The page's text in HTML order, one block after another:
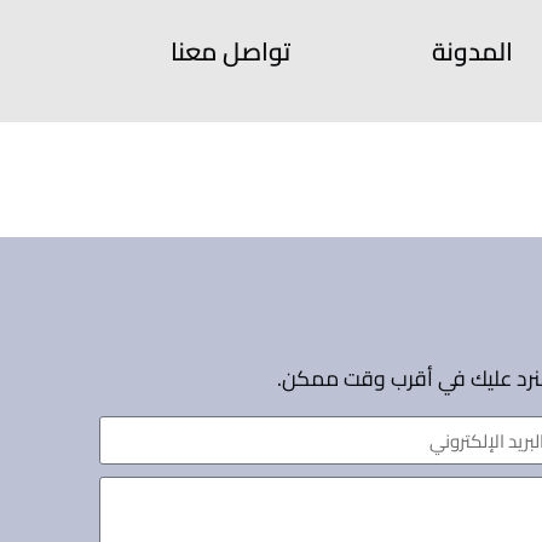
المدونة تواصل معنا
عليك في أقرب وقت ممكن.